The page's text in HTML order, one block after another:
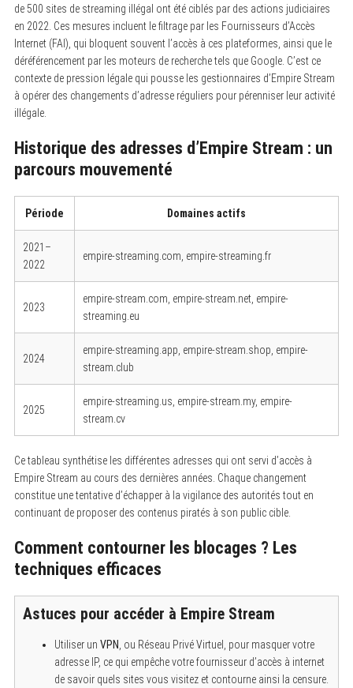
de 500 sites de streaming illégal ont été ciblés par des actions judiciaires
en 2022. Ces mesures incluent le filtrage par les Fournisseurs d’Accès
Internet (FAI), qui bloquent souvent l’accès à ces plateformes, ainsi que le
déréférencement par les moteurs de recherche tels que Google. C’est ce
contexte de pression légale qui pousse les gestionnaires d’Empire Stream
à opérer des changements d’adresse réguliers pour pérenniser leur activité
illégale.
Historique des adresses d’Empire Stream : un
parcours mouvementé
Période Domaines actifs
2021–
2022
empire-streaming.com, empire-streaming.fr
2023
empire-stream.com, empire-stream.net, empire-
streaming.eu
2024
empire-streaming.app, empire-stream.shop, empire-
stream.club
2025
empire-streaming.us, empire-stream.my, empire-
stream.cv
Ce tableau synthétise les différentes adresses qui ont servi d’accès à
Empire Stream au cours des dernières années. Chaque changement
constitue une tentative d’échapper à la vigilance des autorités tout en
continuant de proposer des contenus piratés à son public cible.
Comment contourner les blocages ? Les
techniques efficaces
Astuces pour accéder à Empire Stream
Utiliser un VPN , ou Réseau Privé Virtuel, pour masquer votre
adresse IP, ce qui empêche votre fournisseur d’accès à internet
de savoir quels sites vous visitez et contourne ainsi la censure.